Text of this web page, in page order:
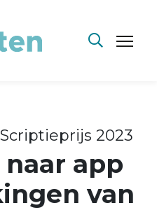
2023
app
van